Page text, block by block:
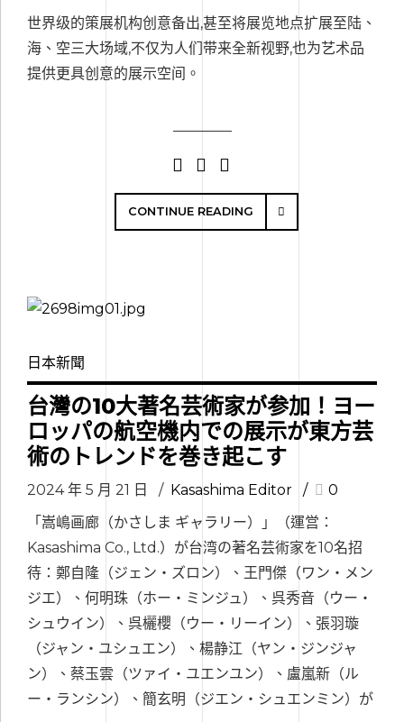
世界级的策展机构创意备出,甚至将展览地点扩展至陆、
海、空三大场域,不仅为人们带来全新视野,也为艺术品
提供更具创意的展示空间。
CONTINUE READING
日本新聞
台灣の10大著名芸術家が参加！ヨー
ロッパの航空機内での展示が東方芸
術のトレンドを巻き起こす
2024 年 5 月 21 日 Kasashima Editor
0
「嵩嶋画廊（かさしま ギャラリー）」（運営：
Kasashima Co., Ltd.）が台湾の著名芸術家を10名招
待：鄭自隆（ジェン・ズロン）、王門傑（ワン・メン
ジエ）、何明珠（ホー・ミンジュ）、呉秀音（ウー・
シュウイン）、呉欐櫻（ウー・リーイン）、張羽璇
（ジャン・ユシュエン）、楊静江（ヤン・ジンジャ
ン）、蔡玉雲（ツァイ・ユエンユン）、盧嵐新（ル
ー・ランシン）、簡玄明（ジエン・シュエンミン）が